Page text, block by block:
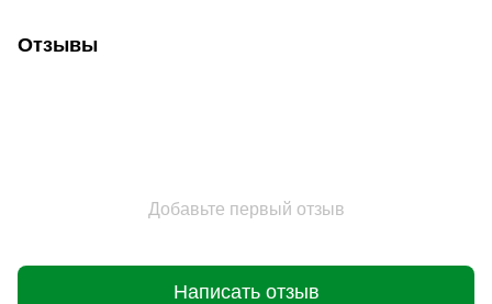
Отзывы
Добавьте первый отзыв
Написать отзыв